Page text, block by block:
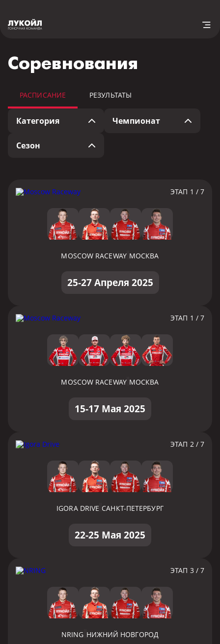
Cоревнования
РАСПИСАНИЕ РЕЗУЛЬТАТЫ
Категория Чемпионат
Сезон
ЭТАП 1 / 7
MOSCOW RACEWAY МОСКВА
25-27 Апреля 2025
ЭТАП 1 / 7
MOSCOW RACEWAY МОСКВА
15-17 Мая 2025
ЭТАП 2 / 7
IGORA DRIVE САНКТ-ПЕТЕРБУРГ
22-25 Мая 2025
ЭТАП 3 / 7
NRING НИЖНИЙ НОВГОРОД